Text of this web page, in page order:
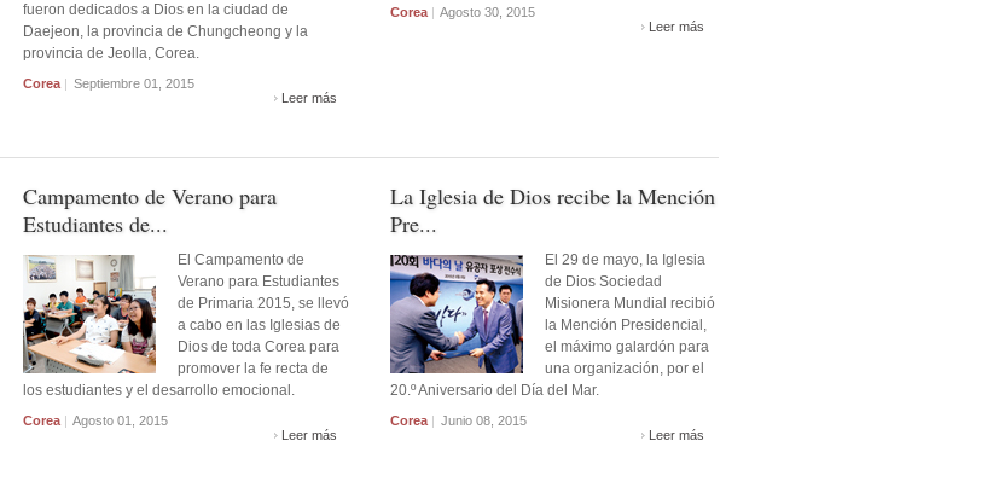
fueron dedicados a Dios en la ciudad de
Daejeon, la provincia de Chungcheong y la
provincia de Jeolla, Corea.
Corea | Septiembre 01, 2015
Leer más
Corea | Agosto 30, 2015
Leer más
Campamento de Verano para
Estudiantes de...
El Campamento de
Verano para Estudiantes
de Primaria 2015, se llevó
a cabo en las Iglesias de
Dios de toda Corea para
promover la fe recta de
los estudiantes y el desarrollo emocional.
Corea | Agosto 01, 2015
Leer más
La Iglesia de Dios recibe la Mención
Pre...
El 29 de mayo, la Iglesia
de Dios Sociedad
Misionera Mundial recibió
la Mención Presidencial,
el máximo galardón para
una organización, por el
20.º Aniversario del Día del Mar.
Corea | ​​Junio 08, 2015
Leer más